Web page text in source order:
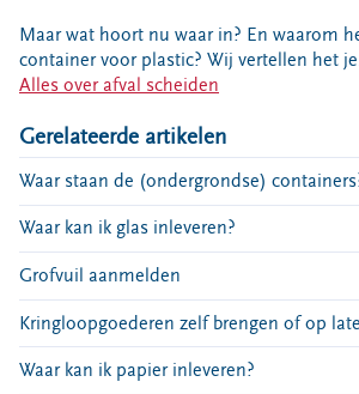
Nieuws
Ontdek Omrin
Hier werken we aan
Ecopark De Wierde
Reststoffen Energie Centrale
Projecten
Contact
Storing, klacht of vraag
Klantenservice SYP
Maar wat hoort nu waar in? En waarom
container voor plastic? Wij vertellen het
Alles over afval scheiden
Gerelateerde artikelen
Waar staan de (ondergrondse)
Waar kan ik glas inleveren?
Grofvuil aanmelden
Kringloopgoederen zelf brengen of op
Waar kan ik papier inleveren?